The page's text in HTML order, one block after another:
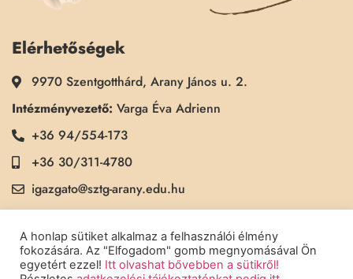
Elérhetőségek
9970 Szentgotthárd, Arany János u. 2.
Intézményvezető: Varga Éva Adrienn
+36 94/554-173
+36 30/311-4780
igazgato@sztg-arany.edu.hu
Titkárság:Kimmel Kinga
+36 30/311-5790
titkarsag@sztg-arany.edu.hu
A honlap sütiket alkalmaz a felhasználói élmény
fokozására. Az "Elfogadom" gomb megnyomásával Ön
egyetért ezzel! Itt olvashat bővebben a sütikről!